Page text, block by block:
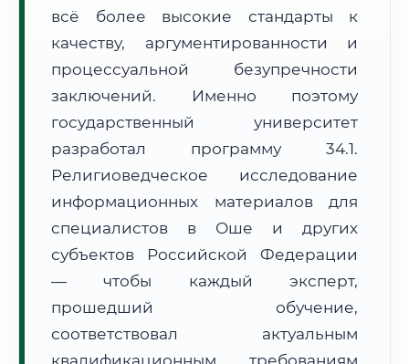
Расчет логистики оригиналов:
• Маршрут транзита:
• Экспресс-доставка СДЭК / Почтой: 3–4 рабочих дня
📜 Документы и аккредитация ФИС ФРДО
Нажмите на документ для увеличения и просмотра
всё более высокие стандарты к
качеству, аргументированности и
процессуальной безупречности
заключений. Именно поэтому
государственный университет
разработал программу 34.1.
Религиоведческое исследование
информационных материалов для
специалистов в Оше и других
субъектов Российской Федерации
— чтобы каждый эксперт,
прошедший обучение,
соответствовал актуальным
квалификационным требованиям